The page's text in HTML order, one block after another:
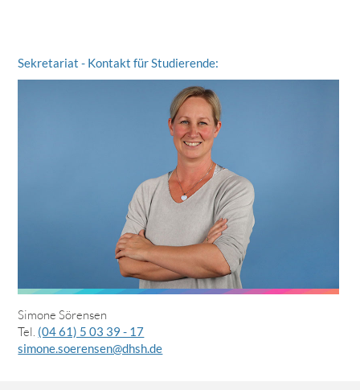
Sekretariat - Kontakt für Studierende:
Simone Sörensen
Tel. (04 61) 5 03 39 - 17
simone.soerensen@dhsh.de